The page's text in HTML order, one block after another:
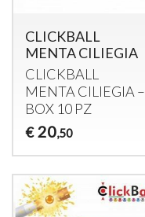
CLICKBALL
MENTA CILIEGIA
CLICKBALL
MENTA CILIEGIA –
BOX10 PZ
€ 20,50